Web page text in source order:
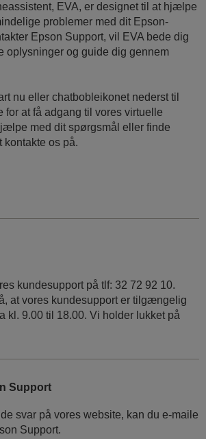
EVA, er designet til at hjælpe
problemer med dit Epson-
Epson Support, vil EVA bede dig
oplysninger og guide dig gennem
nu eller chatbobleikonet nederst til
for at få adgang til vores virtuelle
med dit spørgsmål eller finde
kontakte os på.
kundesupport på tlf: 32 72 92 10.
at vores kundesupport er tilgængelig
kl. 9.00 til 18.00. Vi holder lukket på
Support
svar på vores website, kan du e-maile
Support.